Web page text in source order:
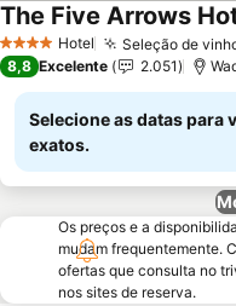
4 EstrelasHotel Seleção de
The Five Arrows
8,8 Excelente 2.051
Selecione as datas para
exatos.
Os preços e a
mudam frequentemente.
ofertas que consulta no
nos sites de reserva.